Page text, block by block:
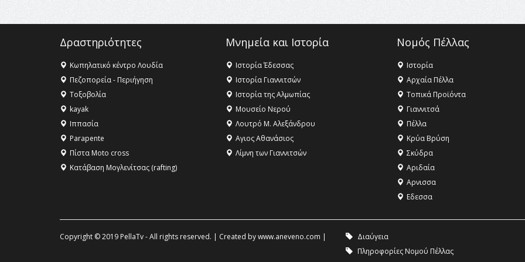
Δραστηριότητες
Κωπηλατικό κέντρο Λουδία
Πεζοπορεία - Περιήγηση
Τοξοβολία
kayak
Ιππασία
Parapente
Πίστα Moto cross
Κατάβαση Μογλενίτσας (rafting)
Μνημεία και Ιστορία
Ιστορία Έδεσσας
Ιστορία Γιαννιτσών
Ιστορία της Αλμωπίας
Μουσείο Νερού
Λουτρό Μ. Αλεξάνδρου
Αγιος Αθανάσιος
Λίμνη των Γιαννιτσών
Νομός Πέλλας
Ιστορία
Αρχαία Πέλλα
Τοπικά Προϊόντα
Γιαννιτσά
Πέλλα
Κρύα Βρύση
Σκύδρα
Αριδαία
Aρνισσα
Eδεσσα
Copyright © 2019 PellaTv - All rights reserved. | Created bywww.aneveno.com | Διαύγεια
Πληροφορίες Νομού Πέλλας